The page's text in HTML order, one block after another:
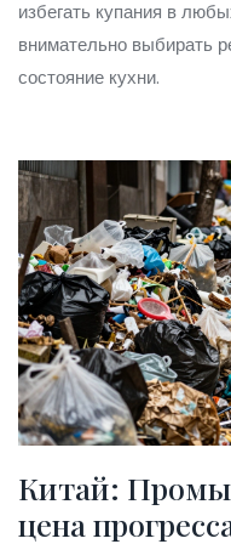
избегать купания в
внимательно выбирать
состояние кухни.
Китай:
цена